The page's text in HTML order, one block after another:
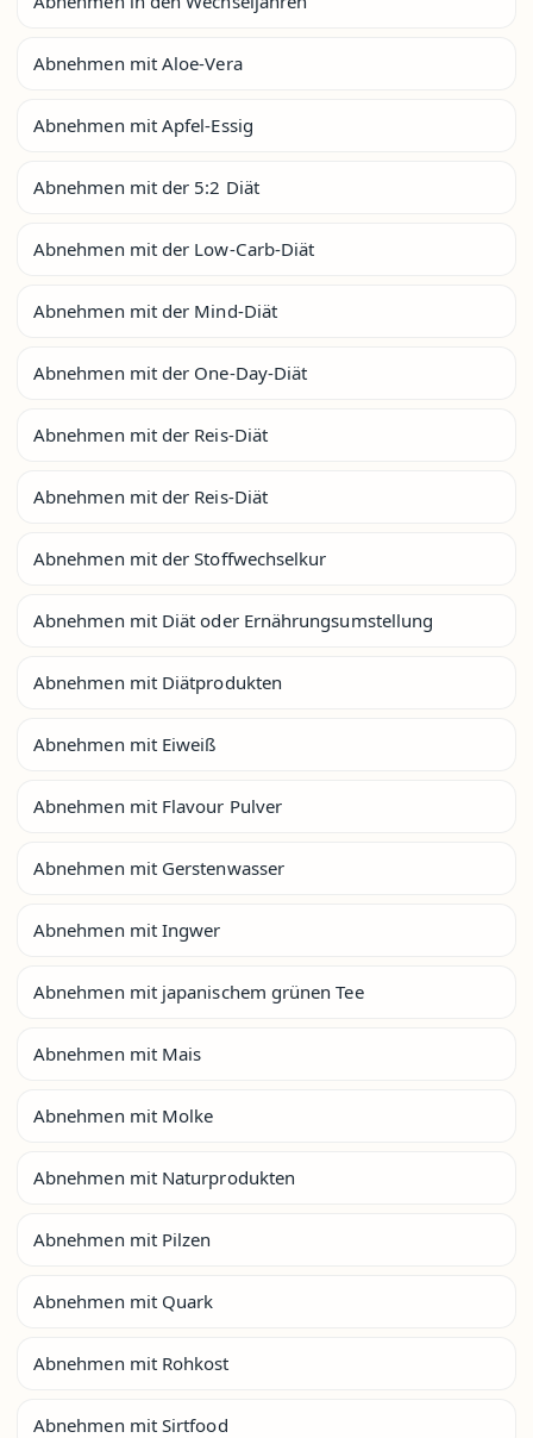
Abnehmen mit Aloe-Vera
Abnehmen mit Apfel-Essig
Abnehmen mit der 5:2 Diät
Abnehmen mit der Low-Carb-Diät
Abnehmen mit der Mind-Diät
Abnehmen mit der One-Day-Diät
Abnehmen mit der Reis-Diät
Abnehmen mit der Reis-Diät
Abnehmen mit der Stoffwechselkur
Abnehmen mit Diät oder Ernährungsumstellung
Abnehmen mit Diätprodukten
Abnehmen mit Eiweiß
Abnehmen mit Flavour Pulver
Abnehmen mit Gerstenwasser
Abnehmen mit Ingwer
Abnehmen mit japanischem grünen Tee
Abnehmen mit Mais
Abnehmen mit Molke
Abnehmen mit Naturprodukten
Abnehmen mit Pilzen
Abnehmen mit Quark
Abnehmen mit Rohkost
Abnehmen mit Sirtfood